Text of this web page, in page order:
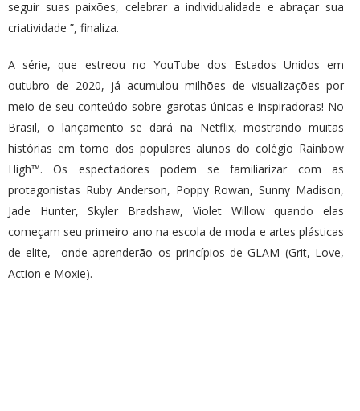
seguir suas paixões, celebrar a individualidade e abraçar sua
criatividade ”, finaliza.
A série, que estreou no YouTube dos Estados Unidos em
outubro de 2020, já acumulou milhões de visualizações por
meio de seu conteúdo sobre garotas únicas e inspiradoras! No
Brasil, o lançamento se dará na Netflix, mostrando muitas
histórias em torno dos populares alunos do colégio Rainbow
High™. Os espectadores podem se familiarizar com as
protagonistas Ruby Anderson, Poppy Rowan, Sunny Madison,
Jade Hunter, Skyler Bradshaw, Violet Willow quando elas
começam seu primeiro ano na escola de moda e artes plásticas
de elite, onde aprenderão os princípios de GLAM (Grit, Love,
Action e Moxie).